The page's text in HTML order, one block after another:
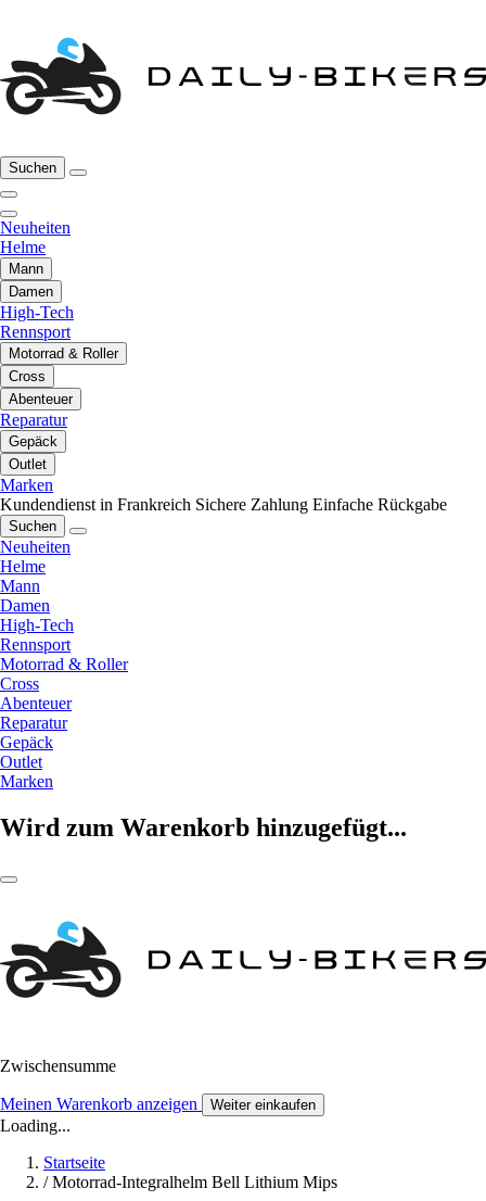
Suchen
Neuheiten
Helme
Mann
Damen
High-Tech
Rennsport
Motorrad & Roller
Cross
Abenteuer
Reparatur
Gepäck
Outlet
Marken
Kundendienst in Frankreich Sichere Zahlung Einfache Rückgabe
Suchen
Neuheiten
Helme
Mann
Damen
High-Tech
Rennsport
Motorrad & Roller
Cross
Abenteuer
Reparatur
Gepäck
Outlet
Marken
Wird zum Warenkorb hinzugefügt...
Zwischensumme
Meinen Warenkorb anzeigen Weiter einkaufen
Loading...
Startseite
/ Motorrad-Integralhelm Bell Lithium Mips